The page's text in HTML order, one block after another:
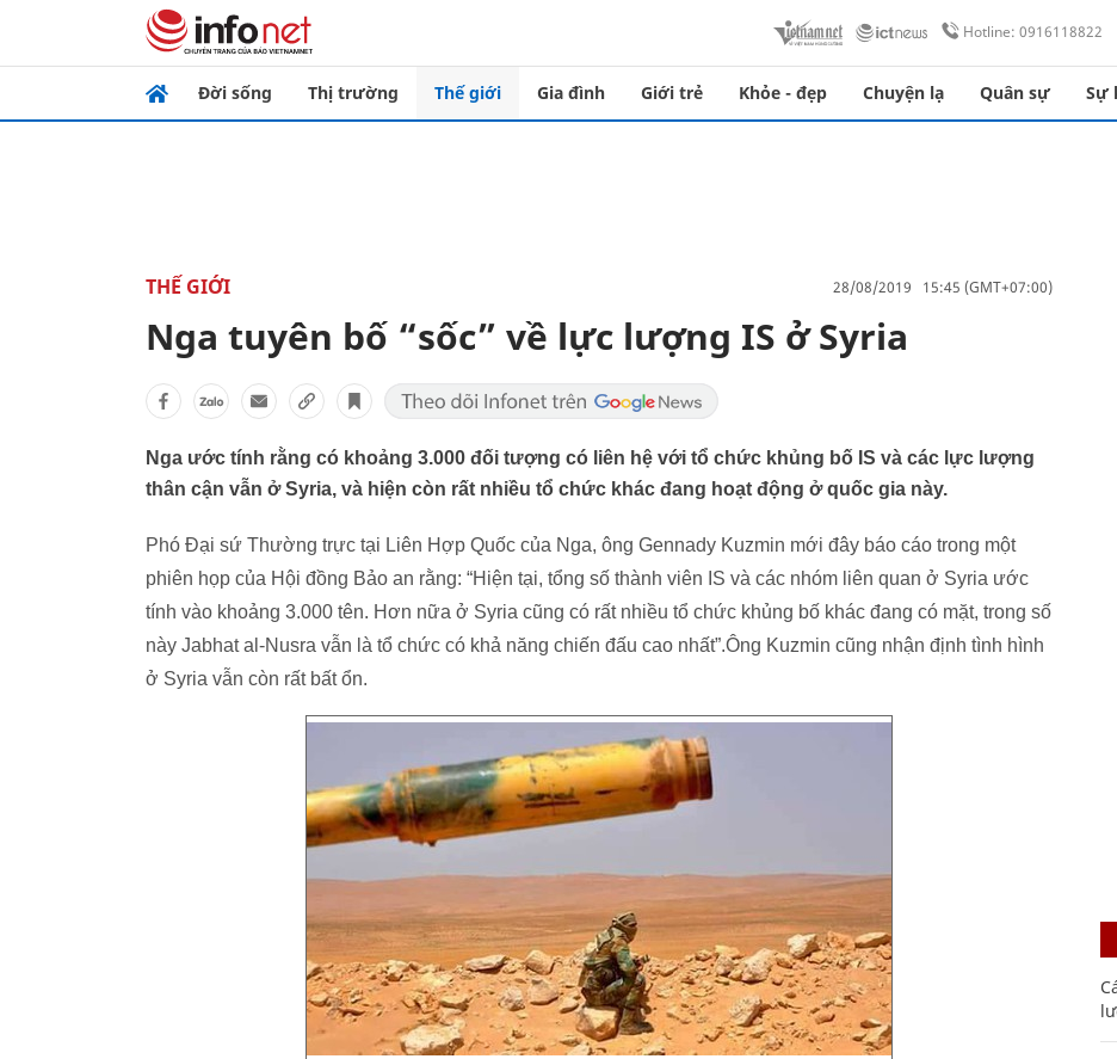
Hotline: 0916118822
Đời sống Thị trường Thế giới Gia đình Giới trẻ Khỏe - đẹp Chuyện lạ Quân sự Sự
THẾ GIỚI 28/08/2019 15:45 (GMT+07:00)
Nga tuyên bố “sốc” về lực lượng IS ở Syria
Nga ước tính rằng có khoảng 3.000 đối tượng có liên hệ với tổ chức khủng bố IS và các lực lượng
thân cận vẫn ở Syria, và hiện còn rất nhiều tổ chức khác đang hoạt động ở quốc gia này.
Phó Đại sứ Thường trực tại Liên Hợp Quốc của Nga, ông Gennady Kuzmin mới đây báo cáo trong một
phiên họp của Hội đồng Bảo an rằng: “Hiện tại, tổng số thành viên IS và các nhóm liên quan ở Syria ước
tính vào khoảng 3.000 tên. Hơn nữa ở Syria cũng có rất nhiều tổ chức khủng bố khác đang có mặt, trong số
này Jabhat al-Nusra vẫn là tổ chức có khả năng chiến đấu cao nhất”.Ông Kuzmin cũng nhận định tình hình
ở Syria vẫn còn rất bất ổn.